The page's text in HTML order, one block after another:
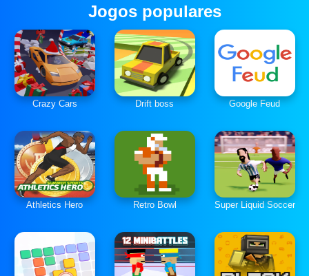
Jogos populares
Crazy Cars Drift boss Google Feud
Athletics Hero Retro Bowl Super Liquid Soccer